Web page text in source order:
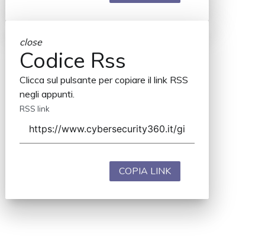
close
Codice Rss
Clicca sul pulsante per copiare il link RSS
negli appunti.
RSS link
COPIA LINK